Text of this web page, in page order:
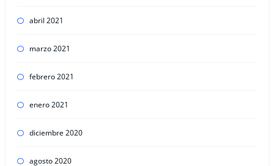
abril 2021
marzo 2021
febrero 2021
enero 2021
diciembre 2020
agosto 2020